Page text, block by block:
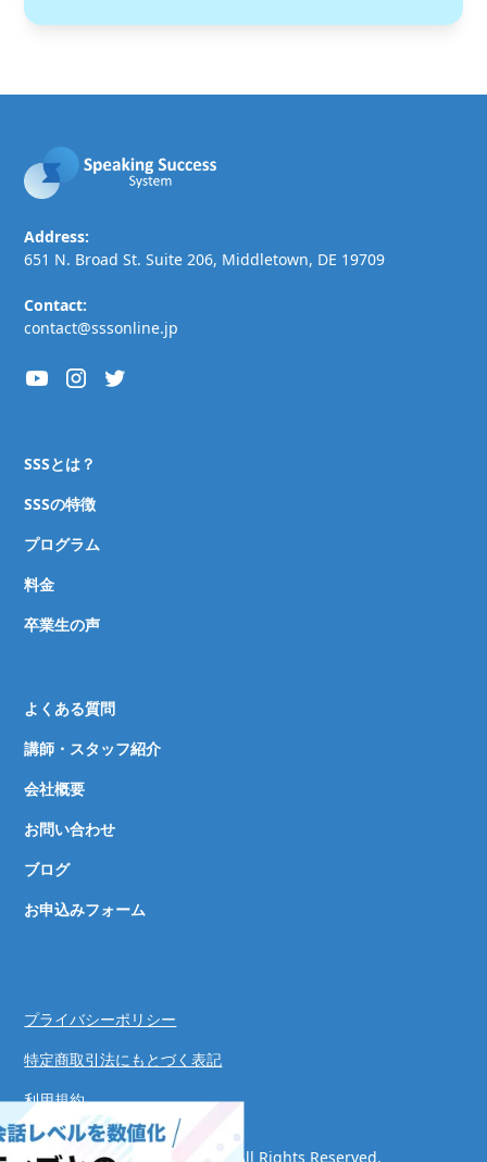
Address:
651 N. Broad St. Suite 206, Middletown, DE 19709
Contact:
contact@sssonline.jp
SSSとは？
SSSの特徴
プログラム
料金
卒業生の声
よくある質問
講師・スタッフ紹介
会社概要
お問い合わせ
ブログ
お申込みフォーム
© Speaking Success System. All Rights Reserved.
プライバシーポリシー
特定商取引法にもとづく表記
利用規約